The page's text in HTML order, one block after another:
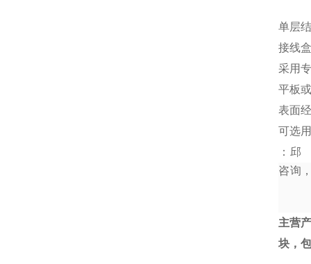
单层
接线
采用
平板
表面
可选
：邱
咨询
主营
块，